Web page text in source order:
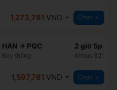
1,273,781 VND Chọn
HAN → PQC
Bay thẳng
2 giờ 5p
Airbus 321
1,597,781 VND Chọn